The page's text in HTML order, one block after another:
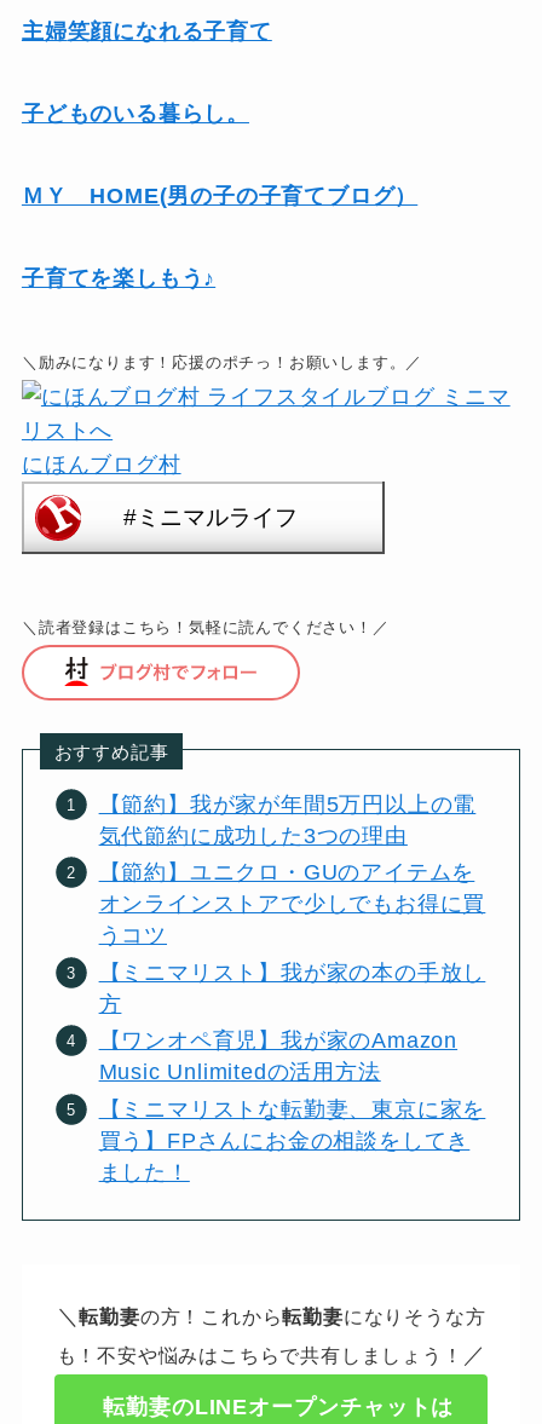
主婦笑顔になれる子育て
子どものいる暮らし。
ＭＹ HOME(男の子の子育てブログ）
子育てを楽しもう♪
＼励みになります！応援のポチっ！お願いします。／
にほんブログ村
＼読者登録はこちら！気軽に読んでください！／
おすすめ記事
【節約】我が家が年間5万円以上の電
気代節約に成功した3つの理由
【節約】ユニクロ・GUのアイテムを
オンラインストアで少しでもお得に買
うコツ
【ミニマリスト】我が家の本の手放し
方
【ワンオペ育児】我が家のAmazon
Music Unlimitedの活用方法
【ミニマリストな転勤妻、東京に家を
買う】FPさんにお金の相談をしてき
ました！
＼転勤妻の方！これから転勤妻になりそうな方
も！不安や悩みはこちらで共有しましょう！
／
転勤妻のLINEオープンチャットは